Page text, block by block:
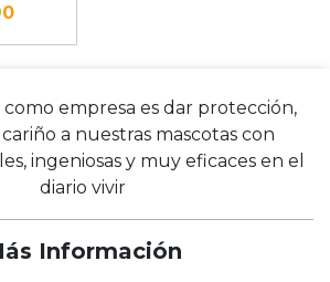
como empresa es dar protección,
a nuestras mascotas con
ingeniosas y muy eficaces en el
diario vivir
Información